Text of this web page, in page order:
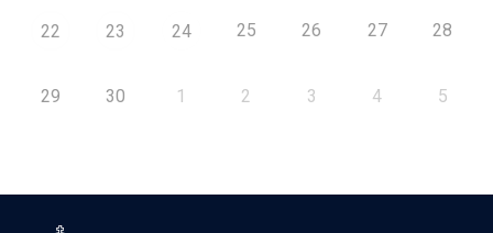
22 23 24 25 26 27 28
29 30 1 2 3 4 5